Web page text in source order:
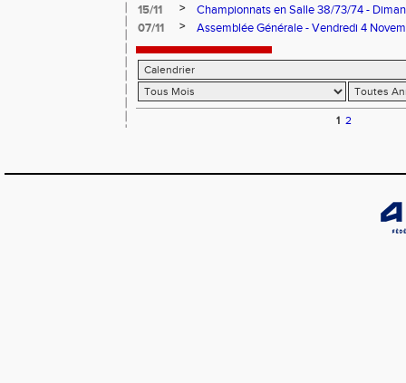
15/11
>
Championnats en Salle 38/73/74 -
07/11
> Assemblée Générale - Vendredi 4
1 2